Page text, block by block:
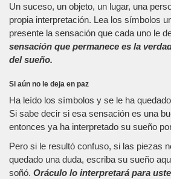
Un suceso, un objeto, un lugar, una
propia interpretación. Lea los símbolos
presente la sensación que cada uno le
sensación que permanece es la
del sueño.
Si aún no le deja en paz
Ha leído los símbolos y se le ha
Si sabe decir si esa sensación es una
entonces ya ha interpretado su sueño
Pero si le resultó confuso, si las piezas
quedado una duda, escriba su sueño
soñó. Oráculo lo interpretará para